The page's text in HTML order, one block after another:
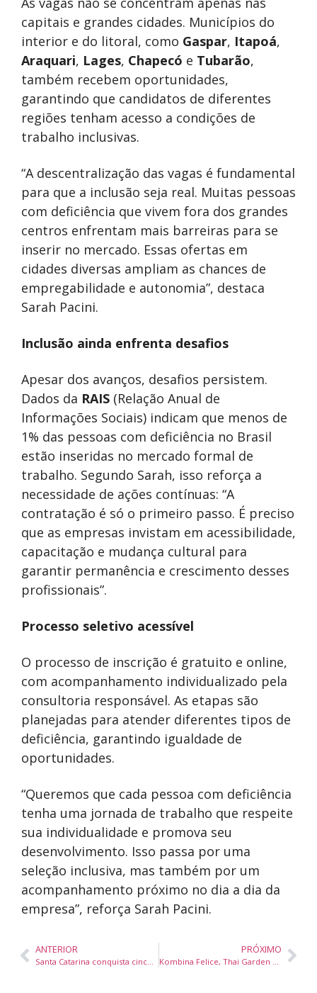
capitais e grandes cidades. Municípios do
interior e do litoral, como Gaspar, Itapoá,
Araquari, Lages, Chapecó e Tubarão,
também recebem oportunidades,
garantindo que candidatos de diferentes
regiões tenham acesso a condições de
trabalho inclusivas.
“A descentralização das vagas é fundamental
para que a inclusão seja real. Muitas pessoas
com deficiência que vivem fora dos grandes
centros enfrentam mais barreiras para se
inserir no mercado. Essas ofertas em
cidades diversas ampliam as chances de
empregabilidade e autonomia”, destaca
Sarah Pacini.
Inclusão ainda enfrenta desafios
Apesar dos avanços, desafios persistem.
Dados da RAIS (Relação Anual de
Informações Sociais) indicam que menos de
1% das pessoas com deficiência no Brasil
estão inseridas no mercado formal de
trabalho. Segundo Sarah, isso reforça a
necessidade de ações contínuas: “A
contratação é só o primeiro passo. É preciso
que as empresas invistam em acessibilidade,
capacitação e mudança cultural para
garantir permanência e crescimento desses
profissionais”.
Processo seletivo acessível
O processo de inscrição é gratuito e online,
com acompanhamento individualizado pela
consultoria responsável. As etapas são
planejadas para atender diferentes tipos de
deficiência, garantindo igualdade de
oportunidades.
“Queremos que cada pessoa com deficiência
tenha uma jornada de trabalho que respeite
sua individualidade e promova seu
desenvolvimento. Isso passa por uma
seleção inclusiva, mas também por um
acompanhamento próximo no dia a dia da
empresa”, reforça Sarah Pacini.
ANTERIOR
Santa Catarina conquista cinco premiações no Prêmio MEC da Educação Brasileira 2025
PRÓXIMO
Kombina Felice, Thai Garden e Decanter BC se destacam na 16ª edição do Balneário Saboroso